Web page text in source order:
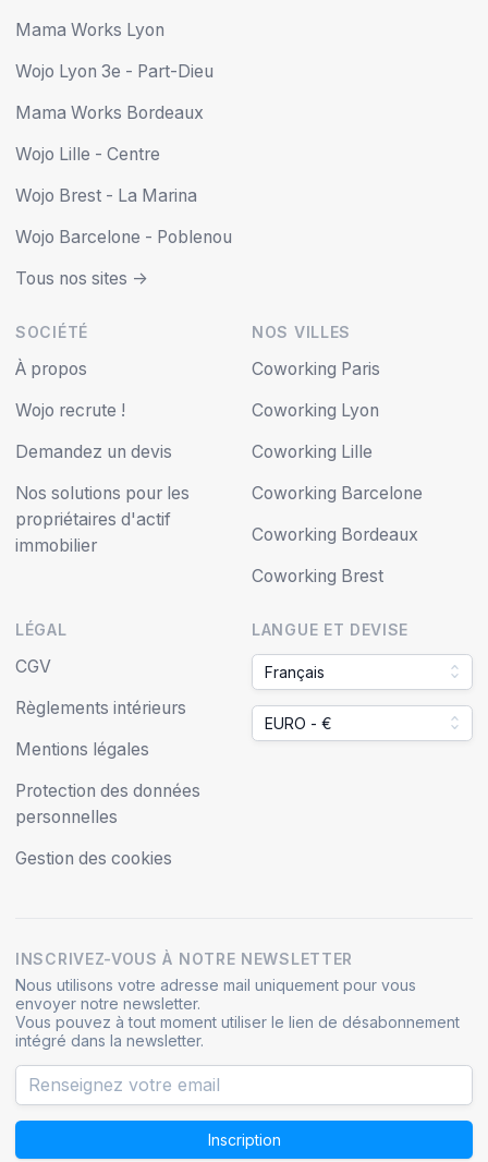
Mama Works Lyon
Wojo Lyon 3e - Part-Dieu
Mama Works Bordeaux
Wojo Lille - Centre
Wojo Brest - La Marina
Wojo Barcelone - Poblenou
Tous nos sites ->
SOCIÉTÉ
À propos
Wojo recrute !
Demandez un devis
Nos solutions pour les
propriétaires d'actif
immobilier
NOS VILLES
Coworking Paris
Coworking Lyon
Coworking Lille
Coworking Barcelone
Coworking Bordeaux
Coworking Brest
LÉGAL
CGV
Règlements intérieurs
Mentions légales
Protection des données
personnelles
Gestion des cookies
LANGUE ET DEVISE
Français
EURO - €
INSCRIVEZ-VOUS À NOTRE NEWSLETTER
Nous utilisons votre adresse mail uniquement pour vous
envoyer notre newsletter.
Vous pouvez à tout moment utiliser le lien de désabonnement
intégré dans la newsletter.
Inscription